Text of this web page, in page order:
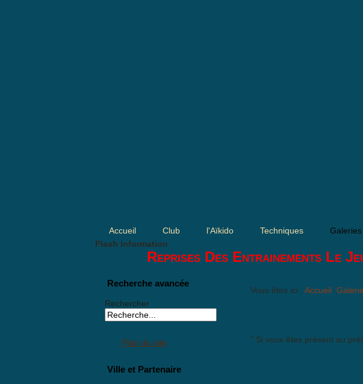
Accueil Club l'Aïkido Techniques Galeries
Flash Information
Reprises Des Entrainements Le
Recherche avancée
Rechercher
Plan du site
Ville et Partenaire
Vous êtes ici : Accueil
" Si vous êtes présent au